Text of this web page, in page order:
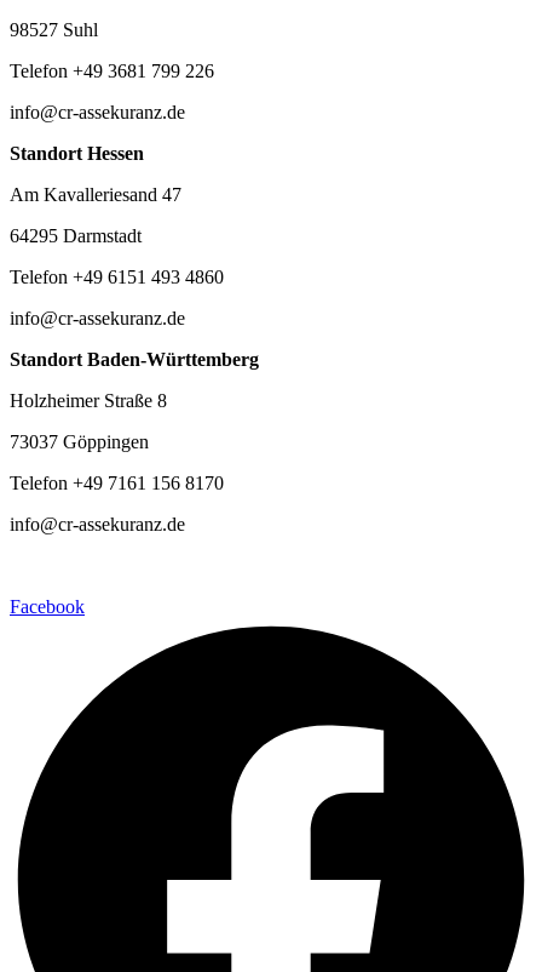
98527 Suhl
Telefon +49 3681 799 226
info@cr-assekuranz.de
Standort Hessen
Am Kavalleriesand 47
64295 Darmstadt
Telefon +49 6151 493 4860
info@cr-assekuranz.de
Standort Baden-Württemberg
Holzheimer Straße 8
73037 Göppingen
Telefon +49 7161 156 8170
info@cr-assekuranz.de
Facebook